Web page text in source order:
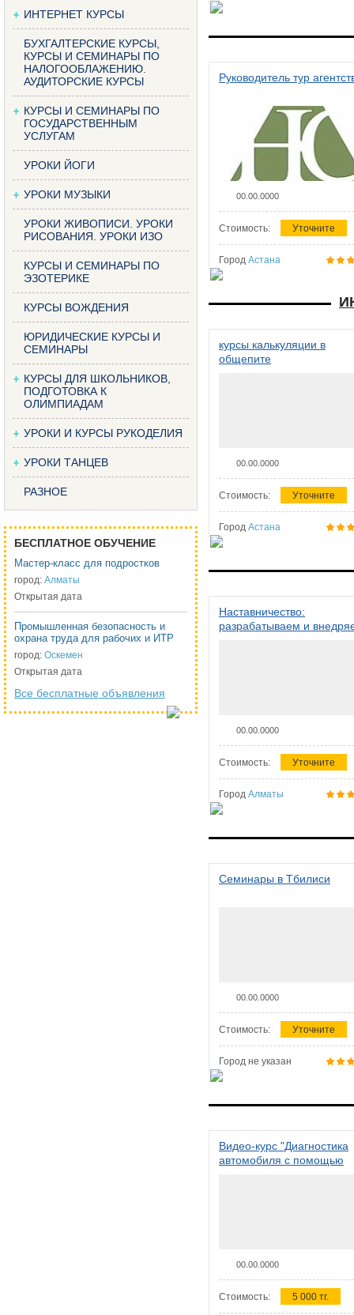
ИНТЕРНЕТ КУРСЫ
БУХГАЛТЕРСКИЕ КУРСЫ,
КУРСЫ И СЕМИНАРЫ ПО
НАЛОГООБЛАЖЕНИЮ.
АУДИТОРСКИЕ КУРСЫ
КУРСЫ И СЕМИНАРЫ ПО
ГОСУДАРСТВЕННЫМ
УСЛУГАМ
УРОКИ ЙОГИ
УРОКИ МУЗЫКИ
УРОКИ ЖИВОПИСИ. УРОКИ
РИСОВАНИЯ. УРОКИ ИЗО
КУРСЫ И СЕМИНАРЫ ПО
ЭЗОТЕРИКЕ
КУРСЫ ВОЖДЕНИЯ
ЮРИДИЧЕСКИЕ КУРСЫ И
СЕМИНАРЫ
КУРСЫ ДЛЯ ШКОЛЬНИКОВ,
ПОДГОТОВКА К
ОЛИМПИАДАМ
УРОКИ И КУРСЫ РУКОДЕЛИЯ
УРОКИ ТАНЦЕВ
РАЗНОЕ
БЕСПЛАТНОЕ ОБУЧЕНИЕ
Мастер-класс для подростков
город: Алматы
Открытая дата
Промышленная безопасность и
охрана труда для рабочих и ИТР
город: Оскемен
Открытая дата
Все бесплатные объявления
Руководитель тур
00.00.0000
Стоимость: Уточните
Город Астана
курсы калькуляции в
общепите
00.00.0000
Стоимость: Уточните
Город Астана
Наставничество:
разрабатываем и
00.00.0000
Стоимость: Уточните
Город Алматы
Семинары в Тбилиси
00.00.0000
Стоимость: Уточните
Город не указан
Видео-курс "Диагностика
автомобиля с помощью
00.00.0000
Стоимость: 5 000 тг.